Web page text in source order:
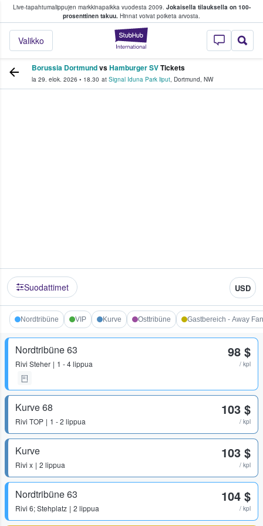
Live-tapahtumalippujen markkinapaikka vuodesta 2009. Jokaisella tilauksella on 100-
prosenttinen takuu. Hinnat voivat poiketa arvosta.
StubHub -
Valikko
fanit ostavat ja myyvät lippuja
Borussia DortmundvsHamburger SVTickets
la 29. elok. 2026 • 18.30 at Signal Iduna Park liput, Dortmund, NW
Suodattimet USD
Nordtribüne VIP Kurve Osttribüne Gastbereich - Away
Nordtribüne 63
Rivi Steher 1 - 4 lippua
98 $
/ kpl
Kurve 68
Rivi TOP 1 - 2 lippua
103 $
/ kpl
Kurve
Rivi x 2 lippua
103 $
/ kpl
Nordtribüne 63
Rivi 6; Stehplatz 2 lippua
104 $
/ kpl